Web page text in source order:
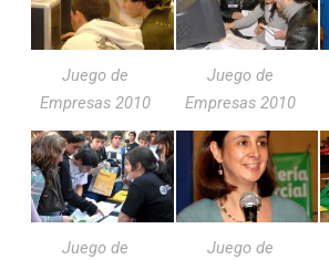
Juego de
Empresas 2010
Juego de
Empresas 2010
Juego de
Juego de